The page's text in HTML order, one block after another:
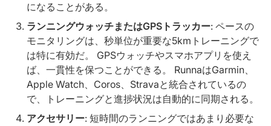
になることがある。
ランニングウォッチまたはGPSトラッカー: ペースの
モニタリングは、秒単位が重要な5kmトレーニングで
は特に有効だ。 GPSウォッチやスマホアプリを使え
ば、一貫性を保つことができる。 RunnaはGarmin、
Apple Watch、Coros、Stravaと統合されているの
で、トレーニングと進捗状況は自動的に同期される。
アクセサリー: 短時間のランニングではあまり必要な